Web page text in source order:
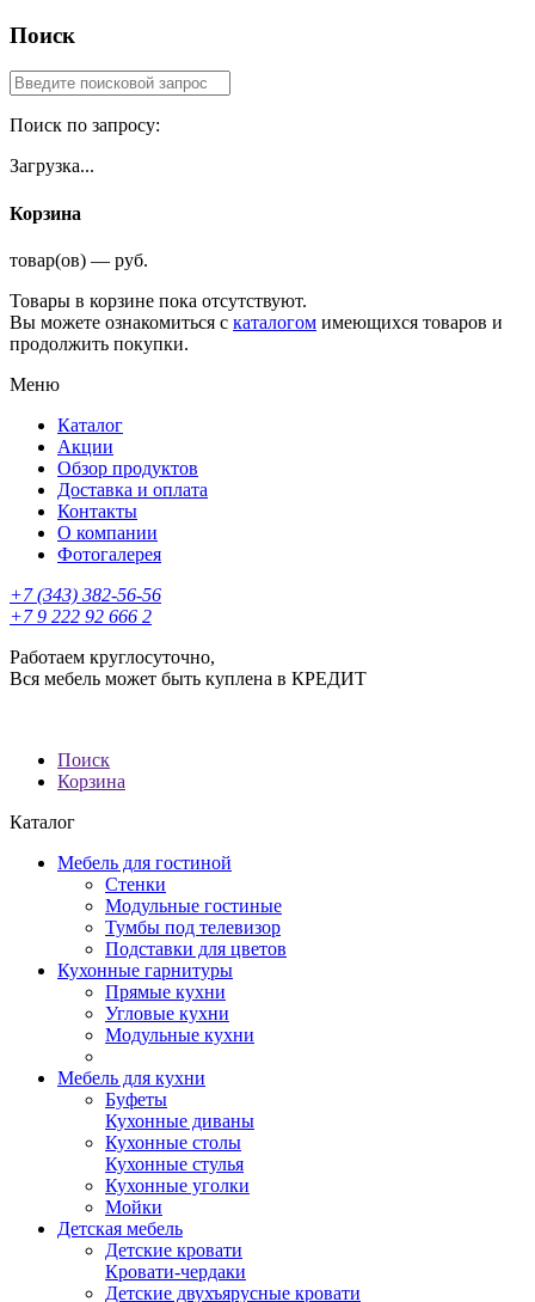
Поиск
Поиск по запросу:
Загрузка...
Корзина
товар(ов) — руб.
Товары в корзине пока отсутствуют.
Вы можете ознакомиться с каталогом имеющихся товаров и
продолжить покупки.
Меню
Каталог
Акции
Обзор продуктов
Доставка и оплата
Контакты
О компании
Фотогалерея
+7 (343) 382-56-56
+7 9 222 92 666 2
Работаем круглосуточно,
Вся мебель может быть куплена в КРЕДИТ
Поиск
Корзина
Каталог
Мебель для гостиной
Стенки
Модульные гостиные
Тумбы под телевизор
Подставки для цветов
Кухонные гарнитуры
Прямые кухни
Угловые кухни
Модульные кухни
Мебель для кухни
Буфеты
Кухонные диваны
Кухонные столы
Кухонные стулья
Кухонные уголки
Мойки
Детская мебель
Детские кровати
Кровати-чердаки
Детские двухъярусные кровати